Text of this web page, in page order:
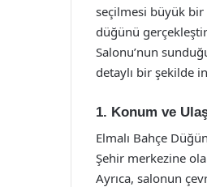
seçilmesi büyük bir
düğünü
Salonu’nun
detaylı bir şekilde
1. Konum ve
Elmalı Bahçe
Şehir merkezine
Ayrıca, salonun